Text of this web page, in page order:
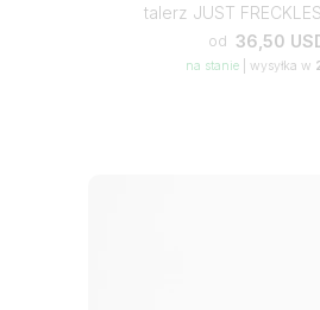
talerz JUST
od 36,50
na stanie wysyłka w